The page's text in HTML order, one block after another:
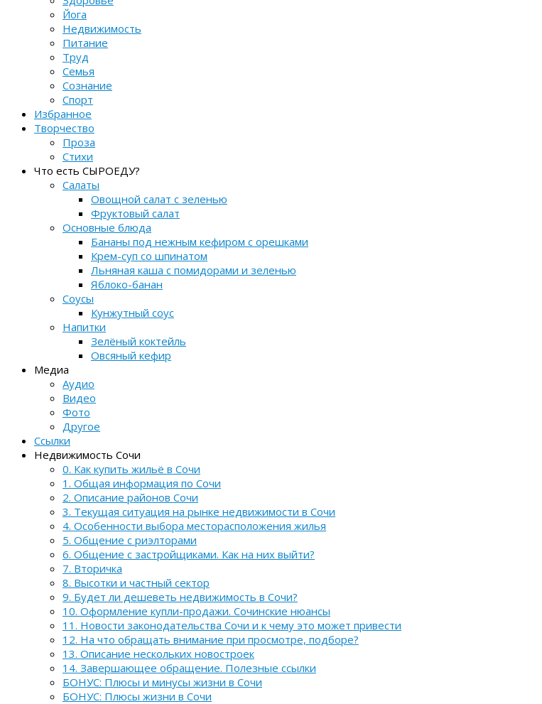
Йога
Недвижимость
Питание
Труд
Семья
Сознание
Спорт
Избранное
Творчество
Проза
Стихи
Что есть СЫРОЕДУ?
Салаты
Овощной салат с зеленью
Фруктовый салат
Основные блюда
Бананы под нежным кефиром с орешками
Крем-суп со шпинатом
Льняная каша с помидорами и зеленью
Яблоко-банан
Соусы
Кунжутный соус
Напитки
Зелёный коктейль
Овсяный кефир
Медиа
Аудио
Видео
Фото
Другое
Ссылки
Недвижимость Сочи
0. Как купить жильё в Сочи
1. Общая информация по Сочи
2. Описание районов Сочи
3. Текущая ситуация на рынке недвижимости в Сочи
4. Особенности выбора месторасположения жилья
5. Общение с риэлторами
6. Общение с застройщиками. Как на них выйти?
7. Вторичка
8. Высотки и частный сектор
9. Будет ли дешеветь недвижимость в Сочи?
10. Оформление купли-продажи. Сочинские нюансы
11. Новости законодательства Сочи и к чему это может привести
12. На что обращать внимание при просмотре, подборе?
13. Описание нескольких новостроек
14. Завершающее обращение. Полезные ссылки
БОНУС: Плюсы и минусы жизни в Сочи
БОНУС: Плюсы жизни в Сочи